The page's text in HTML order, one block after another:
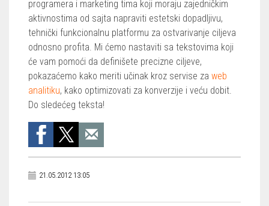
programera i marketing tima koji moraju zajedničkim
aktivnostima od sajta napraviti estetski dopadljivu,
tehnički funkcionalnu platformu za ostvarivanje ciljeva
odnosno profita. Mi ćemo nastaviti sa tekstovima koji
će vam pomoći da definišete precizne ciljeve,
pokazaćemo kako meriti učinak kroz servise za web
analitiku, kako optimizovati za konverzije i veću dobit.
Do sledećeg teksta!
21.05.2012 13:05